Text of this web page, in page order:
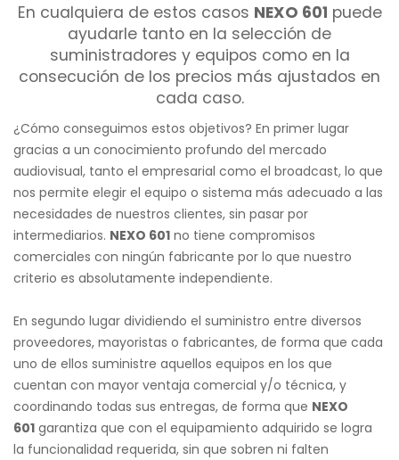
En cualquiera de estos casos NEXO 601 puede
ayudarle tanto en la selección de
suministradores y equipos como en la
consecución de los precios más ajustados en
cada caso.
¿Cómo conseguimos estos objetivos? En primer lugar
gracias a un conocimiento profundo del mercado
audiovisual, tanto el empresarial como el broadcast, lo que
nos permite elegir el equipo o sistema más adecuado a las
necesidades de nuestros clientes, sin pasar por
intermediarios. NEXO 601 no tiene compromisos
comerciales con ningún fabricante por lo que nuestro
criterio es absolutamente independiente.
En segundo lugar dividiendo el suministro entre diversos
proveedores, mayoristas o fabricantes, de forma que cada
uno de ellos suministre aquellos equipos en los que
cuentan con mayor ventaja comercial y/o técnica, y
coordinando todas sus entregas, de forma que NEXO
601 garantiza que con el equipamiento adquirido se logra
la funcionalidad requerida, sin que sobren ni falten